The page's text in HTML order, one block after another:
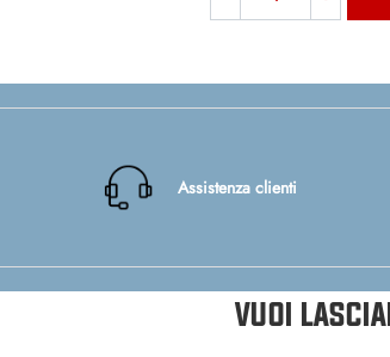
Assistenza clienti
VUOI